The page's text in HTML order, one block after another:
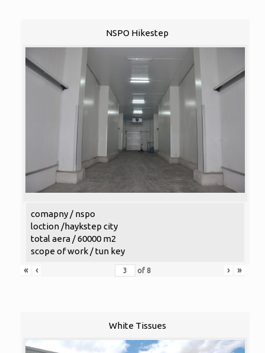
NSPO Hikestep
comapny / nspo
loction /haykstep city
total aera / 60000 m2
scope of work / tun key
«
‹ of 8 › »
White Tissues